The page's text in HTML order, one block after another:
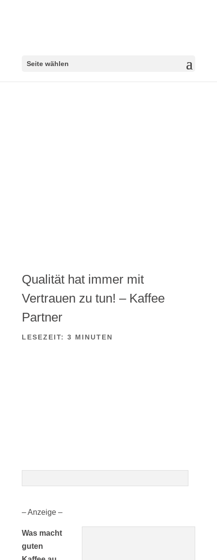
Seite wählen
Qualität hat immer mit
Vertrauen zu tun! – Kaffee
Partner
LESEZEIT: 3 MINUTEN
– Anzeige –
Was macht
guten